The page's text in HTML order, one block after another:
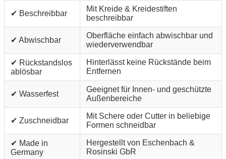
✔ Beschreibbar
Mit Kreide & Kreidestiften
beschreibbar
✔ Abwischbar
Oberfläche einfach abwischbar und
wiederverwendbar
✔ Rückstandslos
ablösbar
Hinterlässt keine Rückstände beim
Entfernen
✔ Wasserfest
Geeignet für Innen- und geschützte
Außenbereiche
✔ Zuschneidbar
Mit Schere oder Cutter in beliebige
Formen schneidbar
✔ Made in
Germany
Hergestellt von Eschenbach &
Rosinski GbR